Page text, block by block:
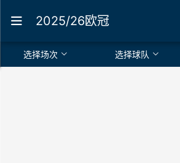
2025/26欧冠
选择场次 选择球队